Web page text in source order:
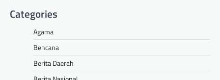
Categories
Agama
Bencana
Berita Daerah